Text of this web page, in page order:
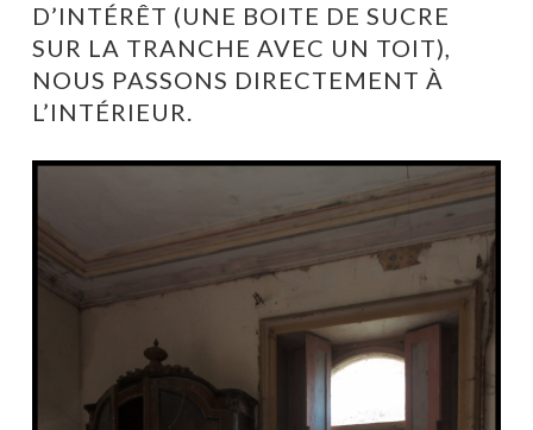
D’INTÉRÊT (UNE BOITE DE SUCRE
SUR LA TRANCHE AVEC UN TOIT),
NOUS PASSONS DIRECTEMENT À
L’INTÉRIEUR.